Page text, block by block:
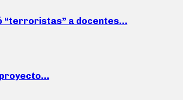
“terroristas” a docentes…